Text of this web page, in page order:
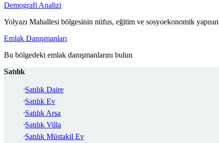
Demografi Analizi
Yolyazı Mahallesi bölgesinin nüfus, eğitim ve sosyoekonomik
Emlak Danışmanları
Bu bölgedeki emlak danışmanlarını bulun
Satılık
Satılık Daire
Satılık Ev
Satılık Arsa
Satılık Villa
Satılık Müstakil Ev